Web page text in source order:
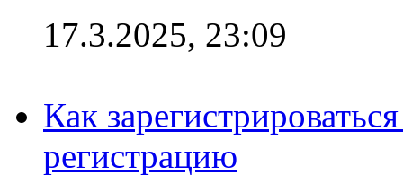
17.3.2025, 23:09
Как
регистрацию